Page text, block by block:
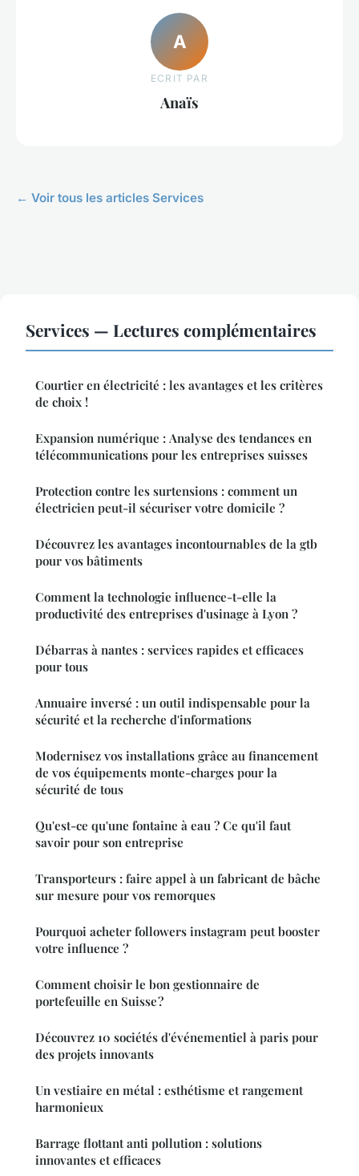
A
ECRIT PAR
Anaïs
← Voir tous les articles Services
Services — Lectures complémentaires
Courtier en électricité : les avantages et les critères
de choix !
Expansion numérique : Analyse des tendances en
télécommunications pour les entreprises suisses
Protection contre les surtensions : comment un
électricien peut-il sécuriser votre domicile ?
Découvrez les avantages incontournables de la gtb
pour vos bâtiments
Comment la technologie influence-t-elle la
productivité des entreprises d'usinage à Lyon ?
Débarras à nantes : services rapides et efficaces
pour tous
Annuaire inversé : un outil indispensable pour la
sécurité et la recherche d'informations
Modernisez vos installations grâce au financement
de vos équipements monte-charges pour la
sécurité de tous
Qu'est-ce qu'une fontaine à eau ? Ce qu'il faut
savoir pour son entreprise
Transporteurs : faire appel à un fabricant de bâche
sur mesure pour vos remorques
Pourquoi acheter followers instagram peut booster
votre influence ?
Comment choisir le bon gestionnaire de
portefeuille en Suisse ?
Découvrez 10 sociétés d'événementiel à paris pour
des projets innovants
Un vestiaire en métal : esthétisme et rangement
harmonieux
Barrage flottant anti pollution : solutions
innovantes et efficaces